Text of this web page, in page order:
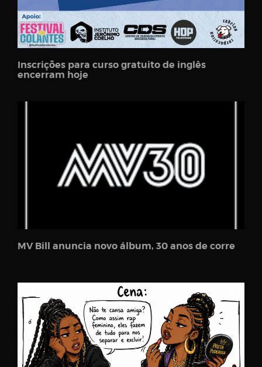
Inscrições para curso gratuito de inglês
encerram hoje
MV Bill anuncia novo álbum, 30 anos de corre